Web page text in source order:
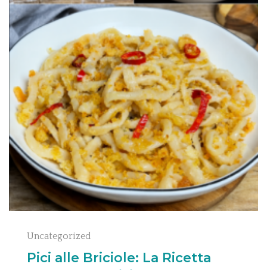
Uncategorized
Pici alle Briciole: La Ricetta